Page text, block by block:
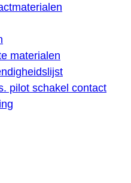
materialen
pilot schakel contact